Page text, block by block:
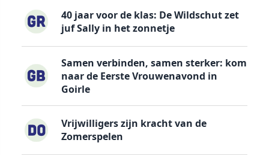
40 jaar voor de klas: De Wildschut zet
juf Sally in het zonnetje
Samen verbinden, samen sterker: kom
naar de Eerste Vrouwenavond in
Goirle
Vrijwilligers zijn kracht van de
Zomerspelen